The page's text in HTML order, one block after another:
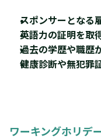
スポンサーとなる
英語力の証明を取
過去の学歴や職歴
健康診断や無犯罪
ワーキングホリデ